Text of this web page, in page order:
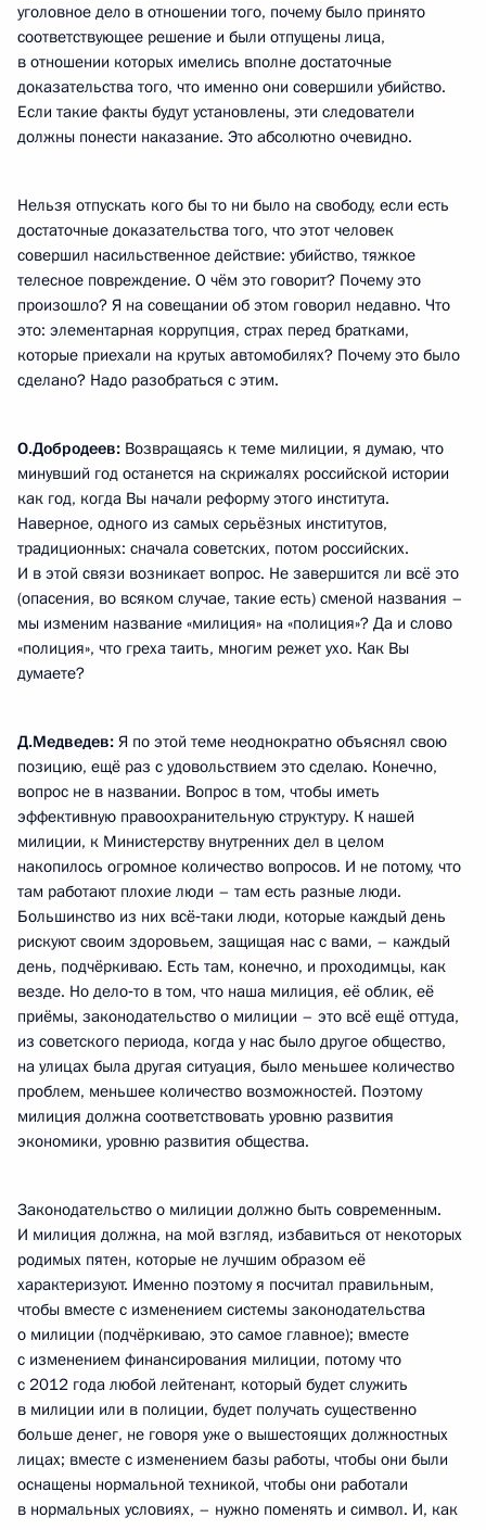
уголовное дело в отношении того, почему было принято
соответствующее решение и были отпущены лица,
в отношении которых имелись вполне достаточные
доказательства того, что именно они совершили убийство.
Если такие факты будут установлены, эти следователи
должны понести наказание. Это абсолютно очевидно.
Нельзя отпускать кого бы то ни было на свободу, если есть
достаточные доказательства того, что этот человек
совершил насильственное действие: убийство, тяжкое
телесное повреждение. О чём это говорит? Почему это
произошло? Я на совещании об этом говорил недавно. Что
это: элементарная коррупция, страх перед братками,
которые приехали на крутых автомобилях? Почему это было
сделано? Надо разобраться с этим.
О.Добродеев: Возвращаясь к теме милиции, я думаю, что
минувший год останется на скрижалях российской истории
как год, когда Вы начали реформу этого института.
Наверное, одного из самых серьёзных институтов,
традиционных: сначала советских, потом российских.
И в этой связи возникает вопрос. Не завершится ли всё это
(опасения, во всяком случае, такие есть) сменой названия –
мы изменим название «милиция» на «полиция»? Да и слово
«полиция», что греха таить, многим режет ухо. Как Вы
думаете?
Д.Медведев: Я по этой теме неоднократно объяснял свою
позицию, ещё раз с удовольствием это сделаю. Конечно,
вопрос не в названии. Вопрос в том, чтобы иметь
эффективную правоохранительную структуру. К нашей
милиции, к Министерству внутренних дел в целом
накопилось огромное количество вопросов. И не потому, что
там работают плохие люди – там есть разные люди.
Большинство из них всё‑таки люди, которые каждый день
рискуют своим здоровьем, защищая нас с вами, – каждый
день, подчёркиваю. Есть там, конечно, и проходимцы, как
везде. Но дело‑то в том, что наша милиция, её облик, её
приёмы, законодательство о милиции – это всё ещё оттуда,
из советского периода, когда у нас было другое общество,
на улицах была другая ситуация, было меньшее количество
проблем, меньшее количество возможностей. Поэтому
милиция должна соответствовать уровню развития
экономики, уровню развития общества.
Законодательство о милиции должно быть современным.
И милиция должна, на мой взгляд, избавиться от некоторых
родимых пятен, которые не лучшим образом её
характеризуют. Именно поэтому я посчитал правильным,
чтобы вместе с изменением системы законодательства
о милиции (подчёркиваю, это самое главное); вместе
с изменением финансирования милиции, потому что
с 2012 года любой лейтенант, который будет служить
в милиции или в полиции, будет получать существенно
больше денег, не говоря уже о вышестоящих должностных
лицах; вместе с изменением базы работы, чтобы они были
оснащены нормальной техникой, чтобы они работали
в нормальных условиях, – нужно поменять и символ. И, как